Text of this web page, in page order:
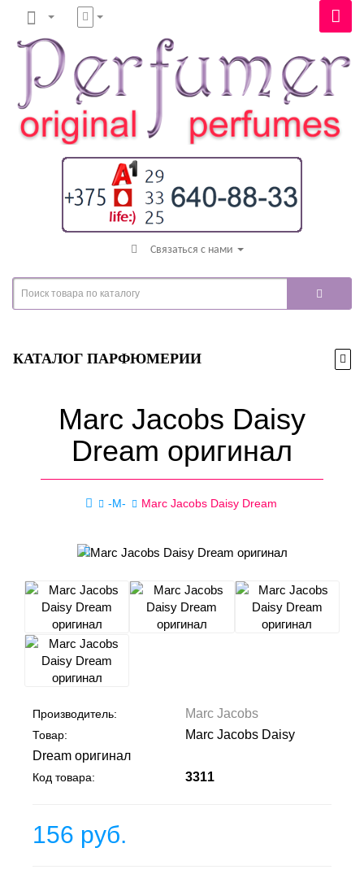
Связаться с нами
КАТАЛОГ ПАРФЮМЕРИИ
Marc Jacobs Daisy
Dream оригинал
-M- Marc Jacobs Daisy Dream
Производитель: Marc Jacobs
Товар:
Marc Jacobs Daisy
Dream оригинал
Код товара: 3311
156 руб.